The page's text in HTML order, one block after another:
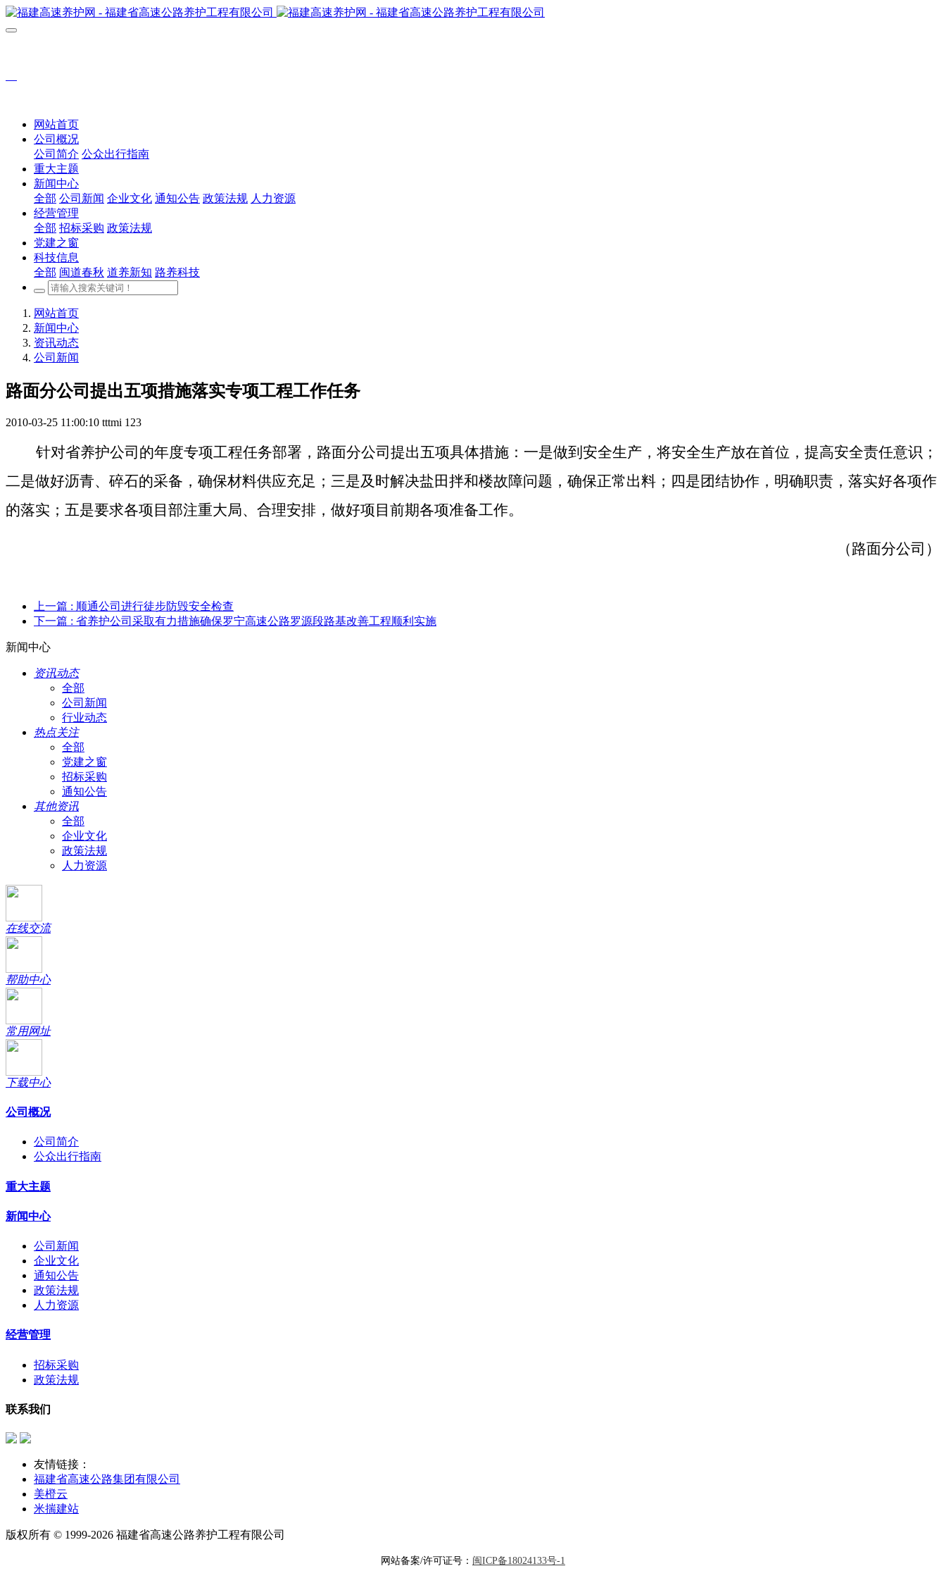
网站首页
公司概况
公司简介 公众出行指南
重大主题
新闻中心
全部 公司新闻 企业文化 通知公告 政策法规 人力资源
经营管理
全部 招标采购 政策法规
党建之窗
科技信息
全部 闽道春秋 道养新知 路养科技
网站首页
新闻中心
资讯动态
公司新闻
路面分公司提出五项措施落实专项工程工作任务
2010-03-25 11:00:10 tttmi 123
针对省养护公司的年度专项工程任务部署，路面分公司提出五项具体措施：一是做到安全生产，将安全生产放在首位，提高安全责任意识；
二是做好沥青、碎石的采备，确保材料供应充足；三是及时解决盐田拌和楼故障问题，确保正常出料；四是团结协作，明确职责，落实好各项作
的落实；五是要求各项目部注重大局、合理安排，做好项目前期各项准备工作。
（路面分公司）
上一篇 : 顺通公司进行徒步防毁安全检查
下一篇 : 省养护公司采取有力措施确保罗宁高速公路罗源段路基改善工程顺利实施
新闻中心
资讯动态
全部
公司新闻
行业动态
热点关注
全部
党建之窗
招标采购
通知公告
其他资讯
全部
企业文化
政策法规
人力资源
在线交流
帮助中心
常用网址
下载中心
公司概况
公司简介
公众出行指南
重大主题
新闻中心
公司新闻
企业文化
通知公告
政策法规
人力资源
经营管理
招标采购
政策法规
联系我们
友情链接：
福建省高速公路集团有限公司
美橙云
米揣建站
版权所有 © 1999-2026 福建省高速公路养护工程有限公司
网站备案/许可证号： 闽ICP备18024133号-1